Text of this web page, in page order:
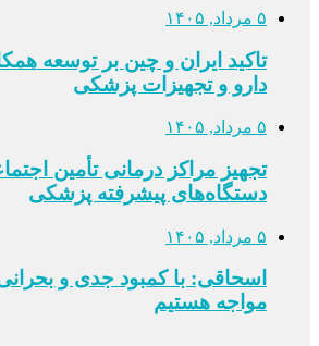
۵ مرداد, ۱۴۰۵
تاکید ایران و چین بر توسعه
دارو و تجهیزات پزشکی
۵ مرداد, ۱۴۰۵
تجهیز مراکز درمانی تأمین
دستگاه‌های پیشرفته پزشکی
۵ مرداد, ۱۴۰۵
اسحاقی: با کمبود جدی و
مواجه هستیم